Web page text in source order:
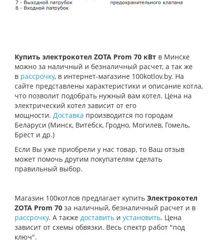
Купить электрокотел ZOTA Prom 70 кВт в Минске
можно за наличный и безналичный расчет, а так же
в рассрочку, в интернет-магазине 100kotlov.by. На
сайте представлены характеристики и описание котла,
что позволит подобрать нужный вам котел. Цена на
электрический котел зависит от его
мощности. Доставка производится по городам
Беларуси (Минск, Витебск, Гродно, Могилев, Гомель,
Брест и др.)
Если Вы уже приобрели у нас товар, то Ваш отзыв
может помочь другим покупателям сделать
правильный выбор.
Магазин 100котлов предлагает купить Электрокотел
ZOTA Prom 70 за наличный, безналичный расчет и в
рассрочку. А также доставить и установить. Цена
зависит от схемы обвязки. Весь спектр работ "под
ключ".